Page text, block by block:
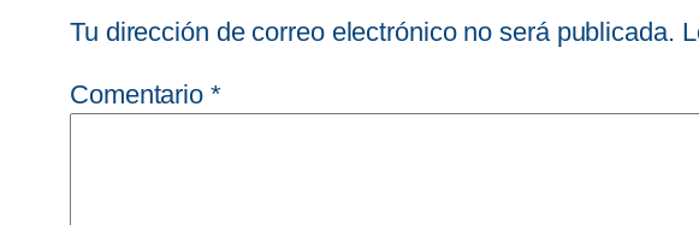
Tu dirección de correo electrónico no será publicada.
Comentario *